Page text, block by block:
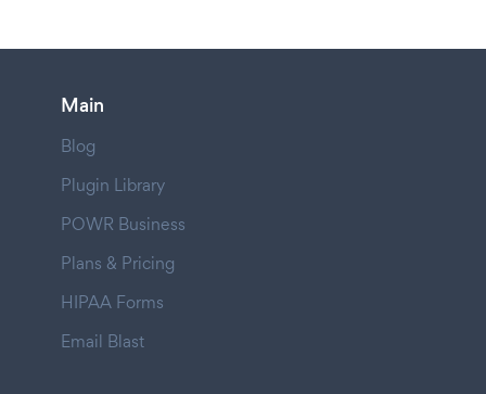
Main
Blog
Plugin Library
POWR Business
Plans & Pricing
HIPAA Forms
Email Blast